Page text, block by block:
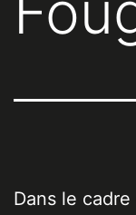
Dans le